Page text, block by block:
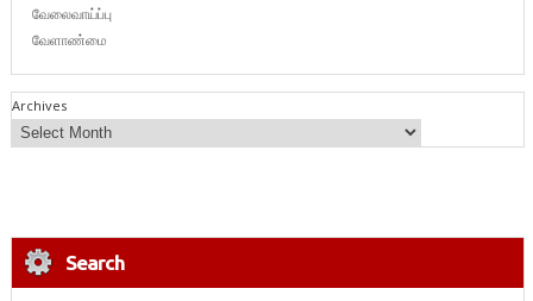
வேலைவாய்ப்பு
வேளாண்மை
Archives
Search